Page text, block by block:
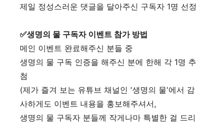
제일 정성스러운 댓글을 달아주신 구독자 1명 선정
✅생명의 물 구독자 이벤트 참가 방법
메인 이벤트 완료해주신 분들 중
생명의 물 구독 인증을 해주신 분에 한해 각 1명 추
첨
(제가 즐겨 보는 유튜브 채널인 '생명의 물'에서 감
사하게도 이벤트 내용을 홍보해주셔서,
생명의 물 구독자 분들께 작게나마 특별한 걸 드리